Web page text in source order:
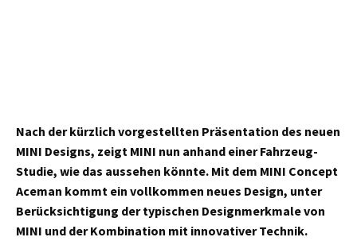
Nach der kürzlich vorgestellten Präsentation des neuen
MINI Designs, zeigt MINI nun anhand einer Fahrzeug-
Studie, wie das aussehen könnte. Mit dem MINI Concept
Aceman kommt ein vollkommen neues Design, unter
Berücksichtigung der typischen Designmerkmale von
MINI und der Kombination mit innovativer Technik.